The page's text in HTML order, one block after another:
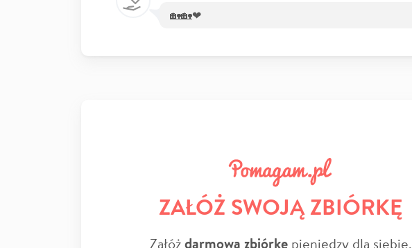
🏡🏡❤
ZAŁÓŻ SWOJĄ ZBIÓRKĘ
Załóżdarmową zbiórkępieniędzy dla siebie,